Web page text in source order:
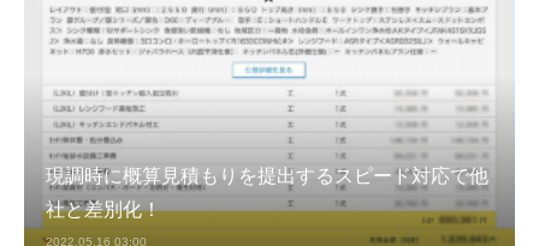
現調時に概算見積もりを提出するスピード対応で他
社と差別化！
2022.05.16 03:00